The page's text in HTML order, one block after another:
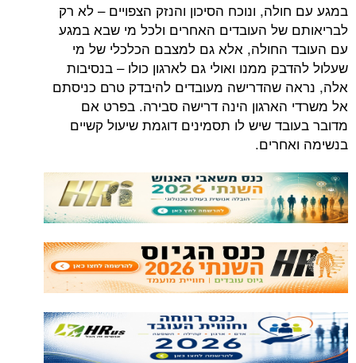
במגע עם חולה, ונוכח הסיכון והנזק הצפויים – לא רק
לבריאותם של העובדים האחרים ולכל מי שבא במגע
עם העובד החולה, אלא גם למצבם הכלכלי של מי
שעלול להדבק ממנו ואולי גם לארגון כולו – בנסיבות
אלה, נראה שהדרישה מעובדים להיבדק טרם כניסתם
אל משרדי הארגון הינה דרישה סבירה. בפרט אם
מדובר בעובד שיש לו תסמינים דוגמת שיעול קשיים
בנשימה ואחרים.